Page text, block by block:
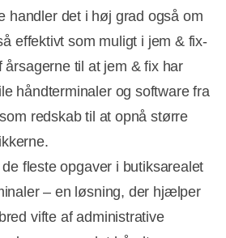
handler det i høj grad også om
effektivt som muligt i jem & fix-
til at jem & fix har
håndterminaler og software fra
redskab til at opnå større
fleste opgaver i butiksarealet
– en løsning, der hjælper
vifte af administrative